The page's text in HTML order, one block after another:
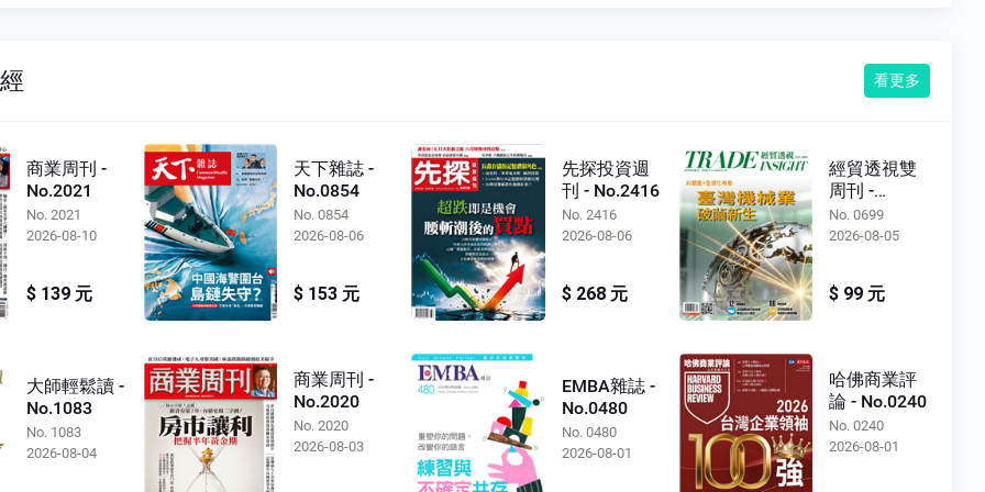
看更多
商業周刊 -
No.2021
No. 2021
2026-08-10
$ 139 元
天下雜誌 -
No.0854
No. 0854
2026-08-06
$ 153 元
先探投資週
刊 - No.2416
No. 2416
2026-08-06
$ 268 元
經貿透視雙
周刊 -
No.0699
No. 0699
2026-08-05
$ 99 元
大師輕鬆讀 -
No.1083
No. 1083
2026-08-04
商業周刊 -
No.2020
No. 2020
2026-08-03
EMBA雜誌 -
No.0480
No. 0480
2026-08-01
哈佛商業評
論 - No.0240
No. 0240
2026-08-01